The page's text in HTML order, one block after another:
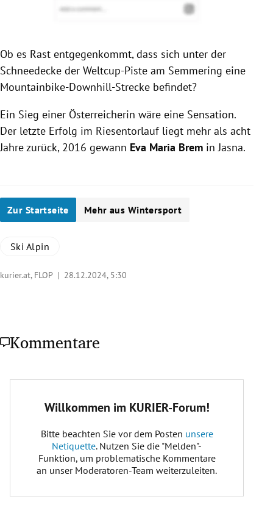
Ob es Rast entgegenkommt, dass sich unter der
Schneedecke der Weltcup-Piste am Semmering eine
Mountainbike-Downhill-Strecke befindet?
Ein Sieg einer Österreicherin wäre eine Sensation.
Der letzte Erfolg im Riesentorlauf liegt mehr als acht
Jahre zurück, 2016 gewann Eva Maria Brem in Jasna.
Zur Startseite Mehr aus Wintersport
Ski Alpin
kurier.at, FLOP | 28.12.2024, 5:30
Kommentare